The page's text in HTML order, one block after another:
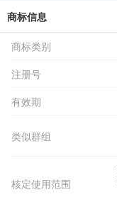
商标信息
商标类别
注册号
有效期
类似群组
核定使用范围